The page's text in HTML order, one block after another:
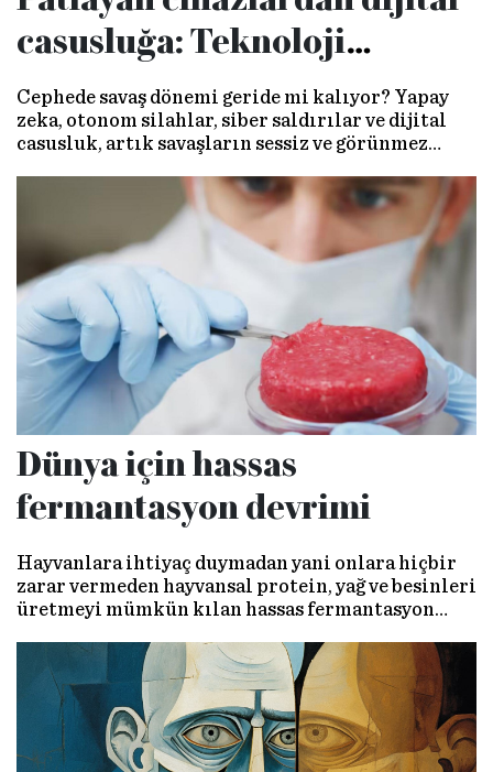
casusluğa: Teknoloji
savaşları nasıl
şekillendiriyor?
Cephede savaş dönemi geride mi kalıyor? Yapay
zeka, otonom silahlar, siber saldırılar ve dijital
casusluk, artık savaşların sessiz ve görünmez
teknolojiye dayalı yeni stratejilerin savaş
alanındaki rolünü artırırken, toplumların
psikolojik ve etik açıdan nasıl etkilendiğini
sorgulatan büyük bir değişimi işaret ediyor.
Dünya için hassas
fermantasyon devrimi
Hayvanlara ihtiyaç duymadan yani onlara hiçbir
zarar vermeden hayvansal protein, yağ ve besinleri
üretmeyi mümkün kılan hassas fermantasyon
vegan olabileceğinin sinyalini veriyor…